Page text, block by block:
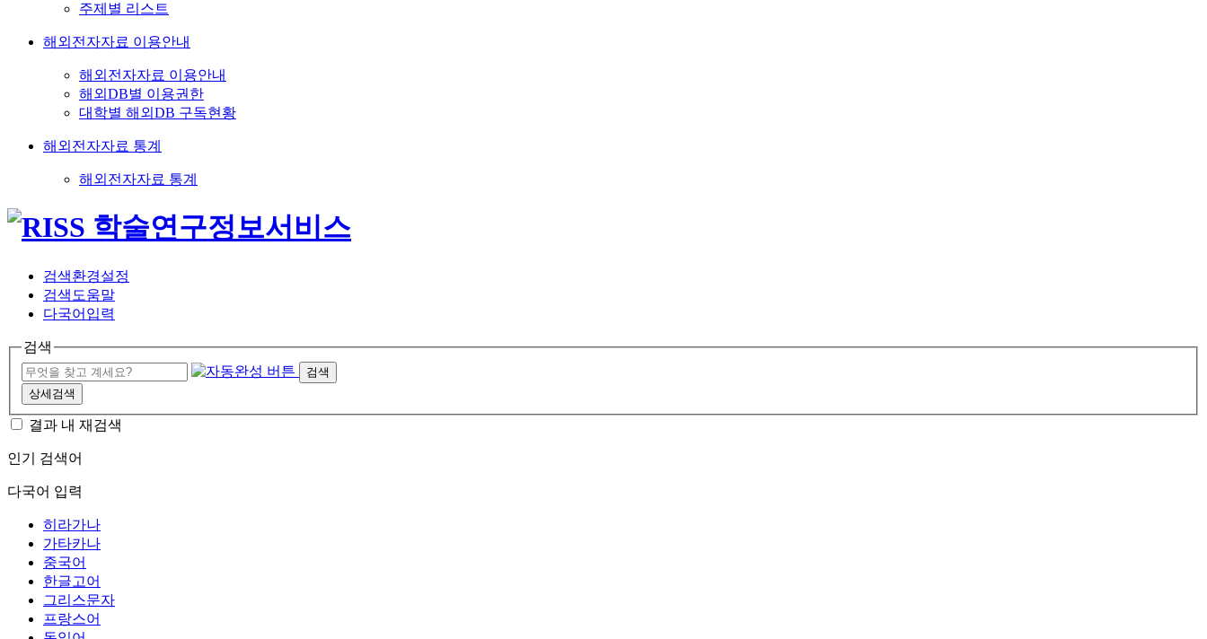
주제별 리스트
해외전자자료 이용안내
해외전자자료 이용안내
해외DB별 이용권한
대학별 해외DB 구독현황
해외전자자료 통계
해외전자자료 통계
검색환경설정
검색도움말
다국어입력
검색
검색
상세검색
결과 내 재검색
인기 검색어
다국어 입력
히라가나
가타카나
중국어
한글고어
그리스문자
프랑스어